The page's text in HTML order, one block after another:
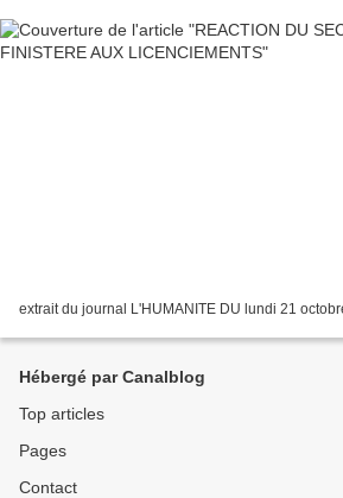
extrait du journal L'HUMANITE DU lundi 21
Hébergé par Canalblog
Top articles
Pages
Contact